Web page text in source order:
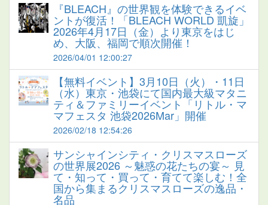
『BLEACH』の世界観を体験できるイベ
ントが復活！「BLEACH WORLD 凱旋」
2026年4月17日（金）より東京をはじ
め、大阪、福岡で順次開催！
2026/04/01 12:00:27
【無料イベント】3月10日（火）・11日
（水）東京・池袋にて国内最大級マタニ
ティ＆ファミリーイベント「リトル・マ
マフェスタ 池袋2026Mar」開催
2026/02/18 12:54:26
サンシャインシティ・クリスマスローズ
の世界展2026 ～魅惑の花たちの宴～ 見
て・知って・買って・育てて楽しむ！全
国から集まるクリスマスローズの逸品・
名品